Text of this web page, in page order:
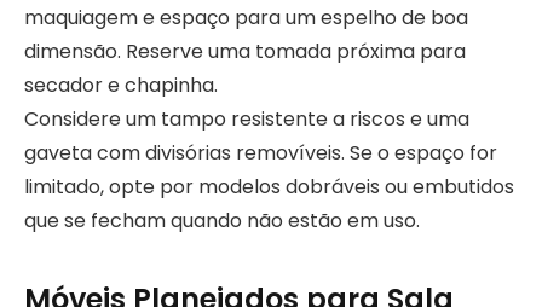
maquiagem e espaço para um espelho de boa
dimensão. Reserve uma tomada próxima para
secador e chapinha.
Considere um tampo resistente a riscos e uma
gaveta com divisórias removíveis. Se o espaço for
limitado, opte por modelos dobráveis ou embutidos
que se fecham quando não estão em uso.
Móveis Planejados para Sala